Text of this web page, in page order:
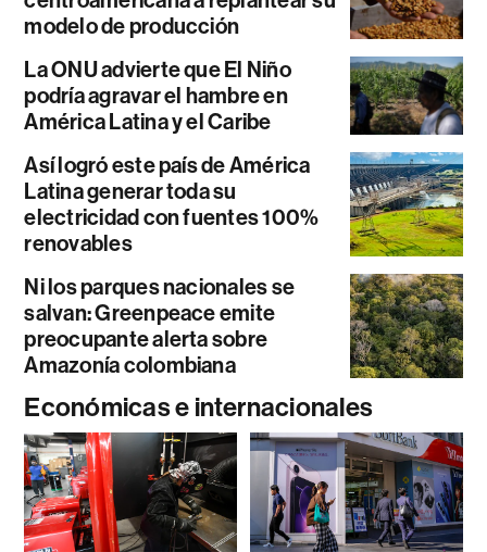
modelo de producción
La ONU advierte que El Niño
podría agravar el hambre en
América Latina y el Caribe
Así logró este país de América
Latina generar toda su
electricidad con fuentes 100%
renovables
Ni los parques nacionales se
salvan: Greenpeace emite
preocupante alerta sobre
Amazonía colombiana
Económicas e internacionales